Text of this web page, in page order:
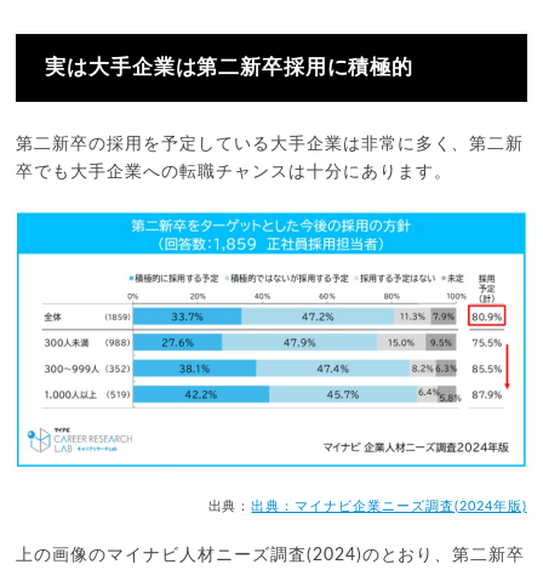
実は大手企業は第二新卒採用に積極的
第二新卒の採用を予定している大手企業は非常に多く、第二新
卒でも大手企業への転職チャンスは十分にあります。
出典：出典：マイナビ企業ニーズ調査(2024年版)
上の画像のマイナビ人材ニーズ調査(2024)のとおり、第二新卒